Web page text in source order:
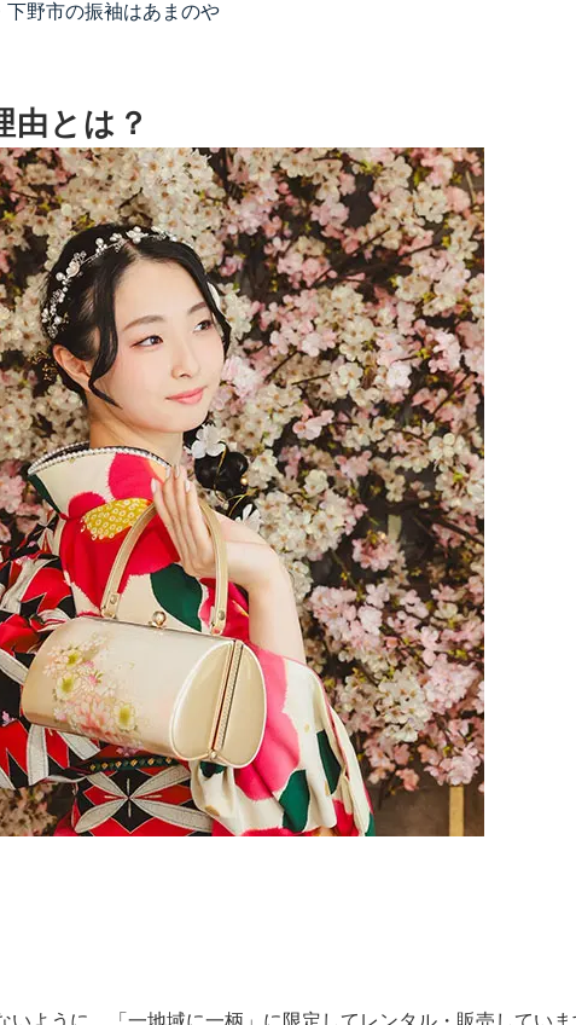
下野市の振袖はあまのや
由とは？